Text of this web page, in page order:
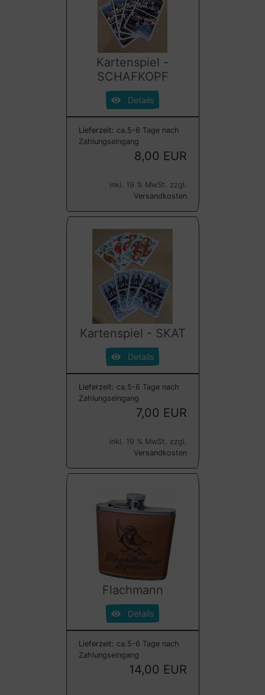
Kartenspiel -
SCHAFKOPF
Details
Lieferzeit: ca.5-6 Tage nach
Zahlungseingang
8,00 EUR
inkl. 19 % MwSt. zzgl.
Versandkosten
Kartenspiel - SKAT
Details
Lieferzeit: ca.5-6 Tage nach
Zahlungseingang
7,00 EUR
inkl. 19 % MwSt. zzgl.
Versandkosten
Flachmann
Details
Lieferzeit: ca.5-6 Tage nach
Zahlungseingang
14,00 EUR